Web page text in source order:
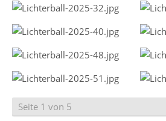
Seite 1 von 5